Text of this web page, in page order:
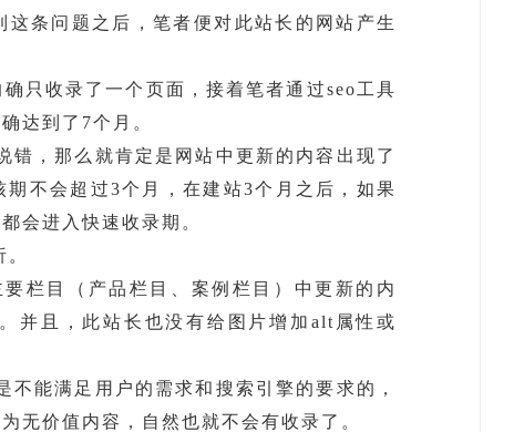
条问题之后，笔者便对此站长的网站产生
收录了一个页面，接着笔者通过seo工具
达到了7个月。
，那么就肯定是网站中更新的内容出现了
不会超过3个月，在建站3个月之后，如果
会进入快速收录期。
目（产品栏目、案例栏目）中更新的内
并且，此站长也没有给图片增加alt属性或
满足用户的需求和搜索引擎的要求的，
无价值内容，自然也就不会有收录了。